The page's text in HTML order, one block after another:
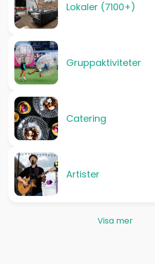
Lokaler (7100+)
Gruppaktiviteter
Catering
Artister
Visa mer